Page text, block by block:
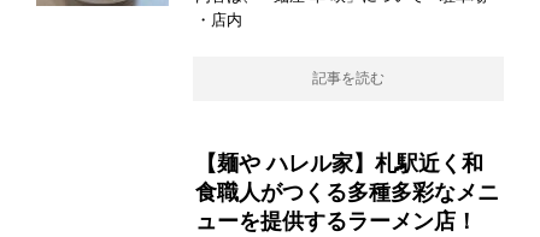
・店内
記事を読む
【麺や ハレル家】札駅近く和
食職人がつくる多種多彩なメニ
ューを提供するラーメン店！